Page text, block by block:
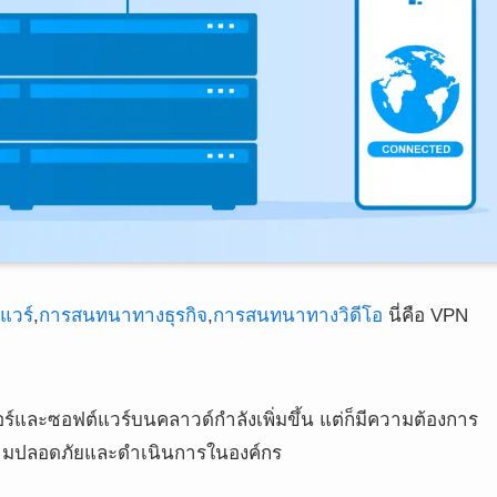
วร์,การสนทนาทางธุรกิจ,การสนทนาทางวิดีโอ นี่คือ VPN
และซอฟต์แวร์บนคลาวด์กำลังเพิ่มขึ้น แต่ก็มีความต้องการ
ลอดภัยและดำเนินการในองค์กร